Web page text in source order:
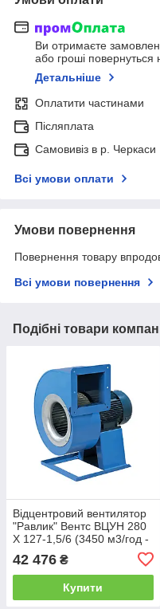
Ви отримаєте
або гроші повернуться
Детальніше
Оплатити частинами
Післяплата
Самовивіз в р. Черкаси
Всі умови оплати
Умови повернення
Повернення товару
Всі умови повернення
Подібні товари
Відцентровий вентилятор
"Равлик" Вентс ВЦУН 280
Х 127-1,5/6 (3450 м3/год -
42 476 ₴
Купити